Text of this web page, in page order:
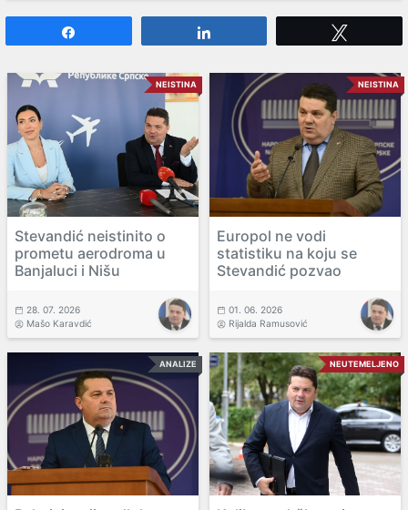
NEISTINA
Stevandić neistinito o
prometu aerodroma u
Banjaluci i Nišu
28. 07. 2026
Mašo Karavdić
NEISTINA
Europol ne vodi
statistiku na koju se
Stevandić pozvao
01. 06. 2026
Rijalda Ramusović
ANALIZE NEUTEMELJENO